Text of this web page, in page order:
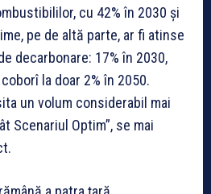
cu 42% în 2030 și
pe de altă parte, ar fi atinse
decarbonare: 17% în 2030,
la doar 2% în 2050.
un volum considerabil mai
Scenariul Optim”, se mai